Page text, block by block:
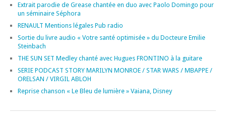
Extrait parodie de Grease chantée en duo avec Paolo Domingo pour
un séminaire Séphora
RENAULT Mentions légales Pub radio
Sortie du livre audio « Votre santé optimisée » du Docteure Emilie
Steinbach
THE SUN SET Medley chanté avec Hugues FRONTINO à la guitare
SERIE PODCAST STORY MARILYN MONROE / STAR WARS / MBAPPE /
ORELSAN / VIRGIL ABLOH
Reprise chanson « Le Bleu de lumière » Vaiana, Disney